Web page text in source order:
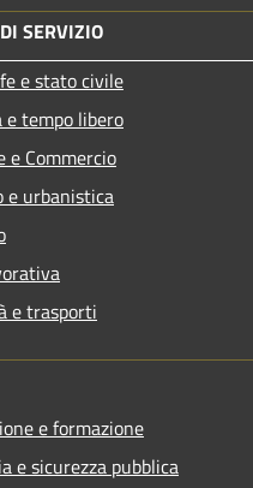
SERVIZIO
e stato civile
e tempo libero
e Commercio
e urbanistica
e trasporti
e formazione
e sicurezza pubblica